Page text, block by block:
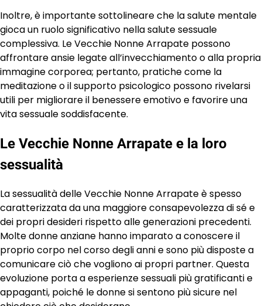
Inoltre, è importante sottolineare che la salute mentale
gioca un ruolo significativo nella salute sessuale
complessiva. Le Vecchie Nonne Arrapate possono
affrontare ansie legate all’invecchiamento o alla propria
immagine corporea; pertanto, pratiche come la
meditazione o il supporto psicologico possono rivelarsi
utili per migliorare il benessere emotivo e favorire una
vita sessuale soddisfacente.
Le Vecchie Nonne Arrapate e la loro
sessualità
La sessualità delle Vecchie Nonne Arrapate è spesso
caratterizzata da una maggiore consapevolezza di sé e
dei propri desideri rispetto alle generazioni precedenti.
Molte donne anziane hanno imparato a conoscere il
proprio corpo nel corso degli anni e sono più disposte a
comunicare ciò che vogliono ai propri partner. Questa
evoluzione porta a esperienze sessuali più gratificanti e
appaganti, poiché le donne si sentono più sicure nel